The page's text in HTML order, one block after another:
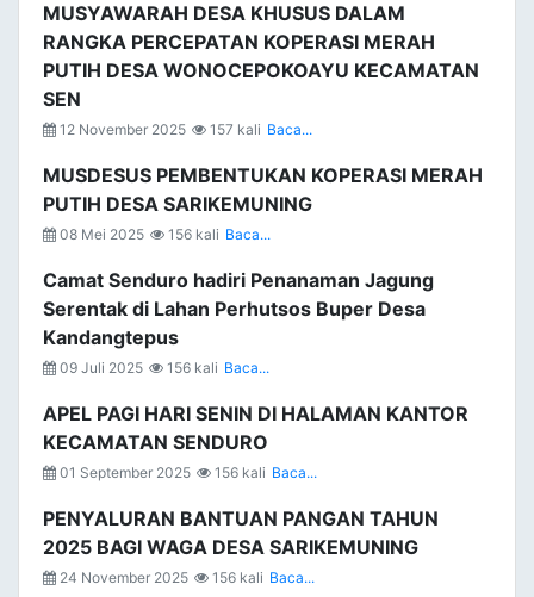
MUSYAWARAH DESA KHUSUS DALAM
RANGKA PERCEPATAN KOPERASI MERAH
PUTIH DESA WONOCEPOKOAYU KECAMATAN
SEN
12 November 2025 157 kali Baca...
MUSDESUS PEMBENTUKAN KOPERASI MERAH
PUTIH DESA SARIKEMUNING
08 Mei 2025 156 kali Baca...
Camat Senduro hadiri Penanaman Jagung
Serentak di Lahan Perhutsos Buper Desa
Kandangtepus
09 Juli 2025 156 kali Baca...
APEL PAGI HARI SENIN DI HALAMAN KANTOR
KECAMATAN SENDURO
01 September 2025 156 kali Baca...
PENYALURAN BANTUAN PANGAN TAHUN
2025 BAGI WAGA DESA SARIKEMUNING
24 November 2025 156 kali Baca...